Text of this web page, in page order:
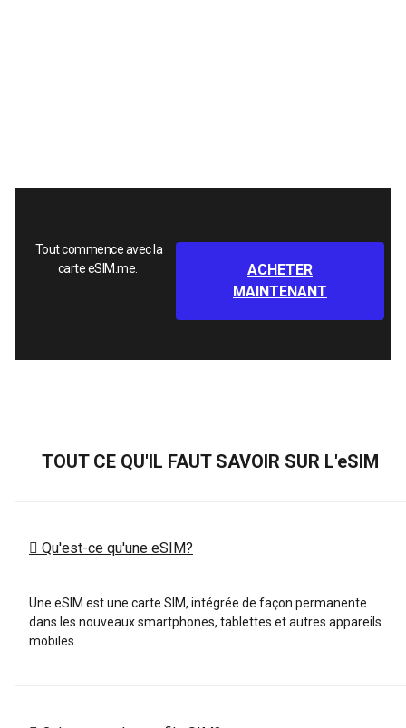
Tout commence avec la
carte eSIM.me.
ACHETER
MAINTENANT
TOUT CE QU'IL FAUT SAVOIR SUR L'eSIM
Qu'est-ce qu'une eSIM?
Une eSIM est une carte SIM, intégrée de façon permanente
dans les nouveaux smartphones, tablettes et autres appareils
mobiles.